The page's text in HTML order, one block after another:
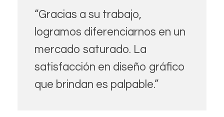
“Gracias a su trabajo,
logramos diferenciarnos en un
mercado saturado. La
satisfacción en diseño gráfico
que brindan es palpable.”